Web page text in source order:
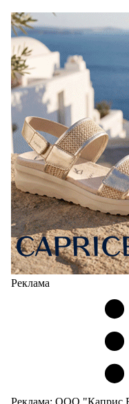
Реклама
Реклама: ООО "Каприс